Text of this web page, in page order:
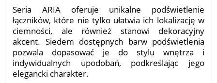
Seria ARIA oferuje unikalne podświetlenie
łączników, które nie tylko ułatwia ich lokalizację w
ciemności, ale również stanowi dekoracyjny
akcent. Siedem dostępnych barw podświetlenia
pozwala dopasować je do stylu wnętrza i
indywidualnych upodobań, podkreślając jego
elegancki charakter.